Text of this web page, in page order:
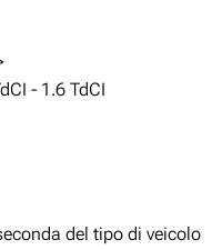
- 1.6 TdCI
del tipo di veicolo